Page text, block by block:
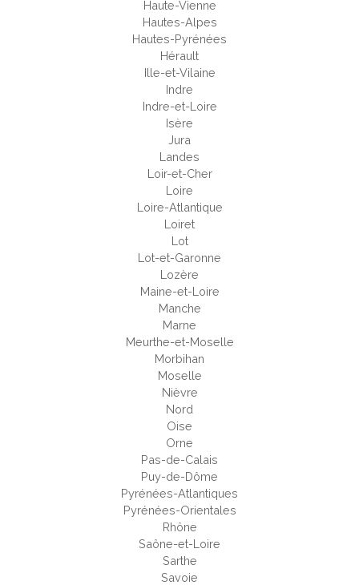
Haute-Vienne
Hautes-Alpes
Hautes-Pyrénées
Hérault
Ille-et-Vilaine
Indre
Indre-et-Loire
Isère
Jura
Landes
Loir-et-Cher
Loire
Loire-Atlantique
Loiret
Lot
Lot-et-Garonne
Lozère
Maine-et-Loire
Manche
Marne
Meurthe-et-Moselle
Morbihan
Moselle
Nièvre
Nord
Oise
Orne
Pas-de-Calais
Puy-de-Dôme
Pyrénées-Atlantiques
Pyrénées-Orientales
Rhône
Saône-et-Loire
Sarthe
Savoie